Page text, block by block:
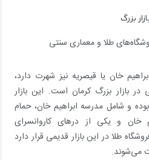
طلا و معماری سنتی
خان یا قیصریه نیز شهرت دارد،
در بازار بزرگ کرمان است. این بازار
و شامل مدرسه ابراهیم خان، حمام
خان و یکی از درهای کاروانسرای
می‌شود. حدود ۵۰ فروشگاه طلا در این بازار قدیمی قرار دارد
می‌شوند.